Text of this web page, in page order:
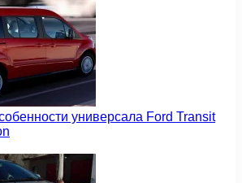
универсала Ford Transit